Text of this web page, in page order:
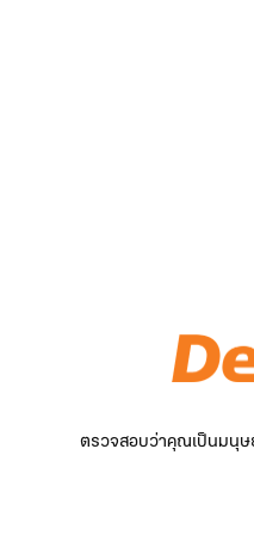
ตรวจสอบว่าคุณเป็นมนุษ